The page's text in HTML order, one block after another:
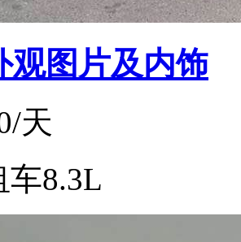
观图片及内饰
/天
车8.3L